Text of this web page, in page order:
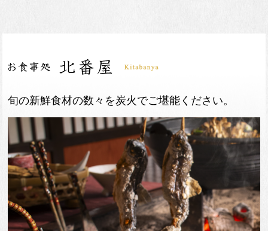
旬の新鮮食材の数々を炭火でご堪能ください。